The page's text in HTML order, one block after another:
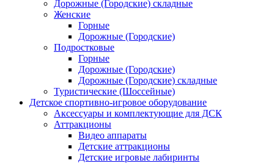
Дорожные (Городские) складные
Женские
Горные
Дорожные (Городские)
Подростковые
Горные
Дорожные (Городские)
Дорожные (Городские) складные
Туристические (Шоссейные)
Детское спортивно-игровое оборудование
Аксессуары и комплектующие для ДСК
Аттракционы
Видео аппараты
Детские аттракционы
Детские игровые лабиринты